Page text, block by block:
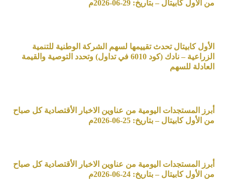
من الأول كابيتال – بتاريخ: 29-06-2026م
الأول كابيتال تحدث تقييمها لسهم الشركة الوطنية للتنمية
الزراعية – نادك (كود 6010 في تداول) وتحدد التوصية والقيمة
العادلة للسهم
أبرز المستجدات اليومية من عناوين الاخبار الأقتصادية كل صباح
من الأول كابيتال – بتاريخ: 25-06-2026م
أبرز المستجدات اليومية من عناوين الاخبار الأقتصادية كل صباح
من الأول كابيتال – بتاريخ: 24-06-2026م